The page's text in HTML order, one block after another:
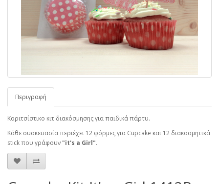
Περιγραφή
Κοριτσίστικο κιτ διακόσμησης για παιδικά πάρτυ.
Κάθε συσκευασία περιέχει 12 φόρμες για Cupcake και 12 διακοσμητικά
stick που γράφουν"it's a Girl".